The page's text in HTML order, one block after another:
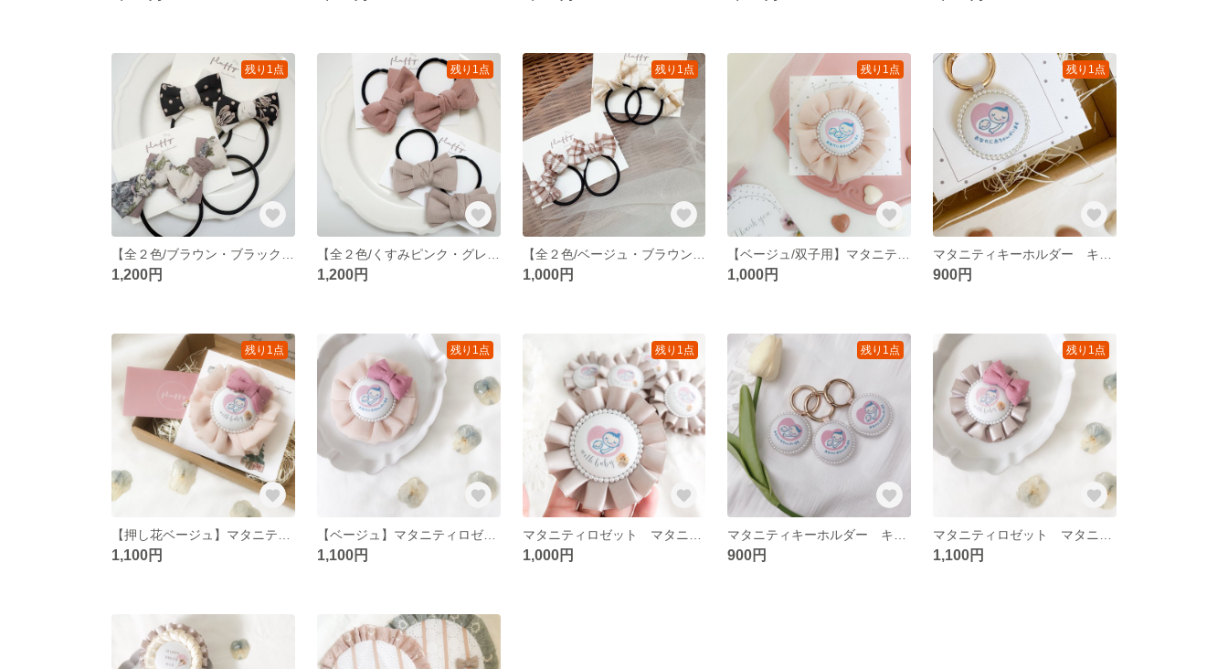
残り1点
1,200円
残り1点
1,200円
残り1点
1,000円
残り1点
1,000円
残り1点
900円
残り1点
1,100円
残り1点
【ベージュ】マタニティロゼット マタニティキーホルダー マタニティ プレゼント おなかに赤ちゃんがいます♡
1,100円
残り1点
1,000円
残り1点
900円
残り1点
1,100円